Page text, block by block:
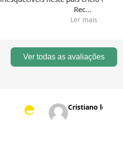
Rec...
Ler mais
Ver todas as avaliações
Cristiano